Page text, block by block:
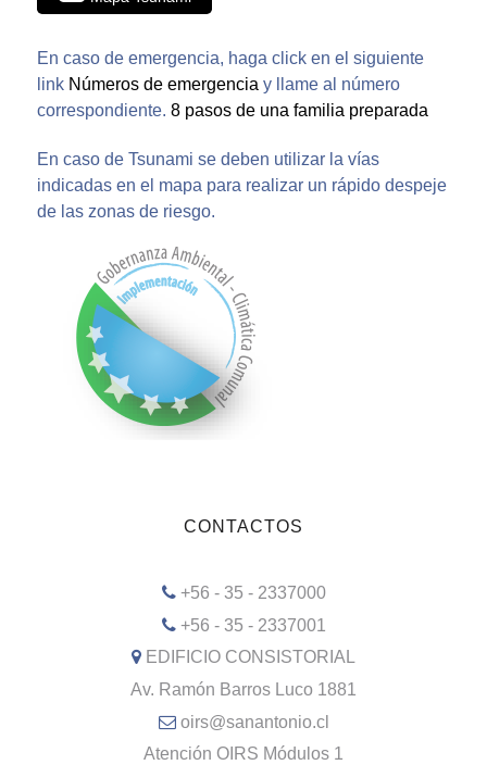
En caso de emergencia, haga click en el siguiente
link Números de emergencia y llame al número
correspondiente. 8 pasos de una familia preparada
En caso de Tsunami se deben utilizar la vías
indicadas en el mapa para realizar un rápido despeje
de las zonas de riesgo.
CONTACTOS
+56 - 35 - 2337000
+56 - 35 - 2337001
EDIFICIO CONSISTORIAL
Av. Ramón Barros Luco 1881
oirs@sanantonio.cl
Atención OIRS Módulos 1